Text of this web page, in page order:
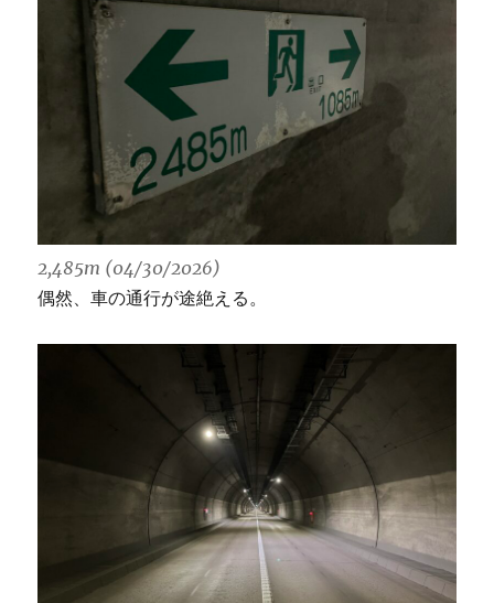
2,485m (04/30/2026)
偶然、車の通行が途絶える。